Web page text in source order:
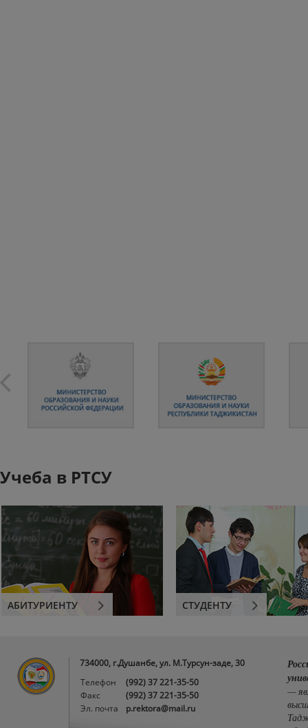
Учеба в РТСУ
АБИТУРИЕНТУ СТУДЕНТУ
734000, г.Душанбе, ул. М.Турсун-заде, 30
Телефон
(992) 37 221-35-50
Факс
(992) 37 221-35-50
Эл. почта
p.rektora@mail.ru
—